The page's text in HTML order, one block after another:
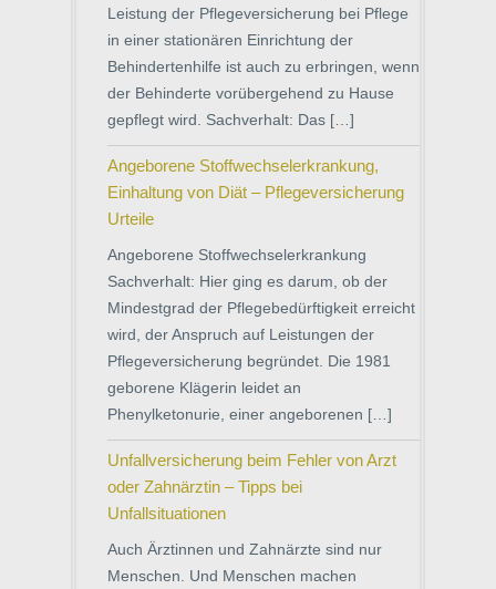
Leistung der Pflegeversicherung bei Pflege
in einer stationären Einrichtung der
Behindertenhilfe ist auch zu erbringen, wenn
der Behinderte vorübergehend zu Hause
gepflegt wird. Sachverhalt: Das […]
Angeborene Stoffwechselerkrankung,
Einhaltung von Diät – Pflegeversicherung
Urteile
Angeborene Stoffwechselerkrankung
Sachverhalt: Hier ging es darum, ob der
Mindestgrad der Pflegebedürftigkeit erreicht
wird, der Anspruch auf Leistungen der
Pflegeversicherung begründet. Die 1981
geborene Klägerin leidet an
Phenylketonurie, einer angeborenen […]
Unfallversicherung beim Fehler von Arzt
oder Zahnärztin – Tipps bei
Unfallsituationen
Auch Ärztinnen und Zahnärzte sind nur
Menschen. Und Menschen machen